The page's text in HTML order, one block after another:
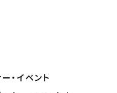
・イベント